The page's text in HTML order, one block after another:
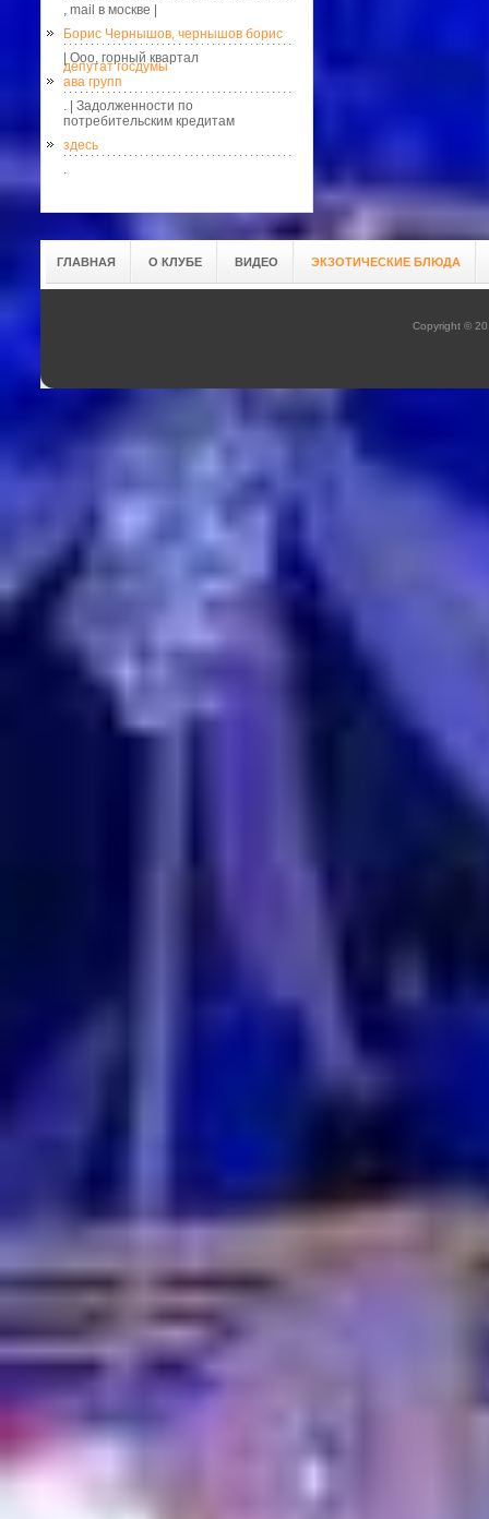
, mail в москве |
Борис Чернышов, чернышов борис
депутат госдумы
| Ооо, горный квартал
ава групп
. | Задолженности по
потребительским кредитам
здесь
.
ГЛАВНАЯ О КЛУБЕ ВИДЕО ЭКЗОТИЧЕСКИЕ БЛЮДА
Copyright ©